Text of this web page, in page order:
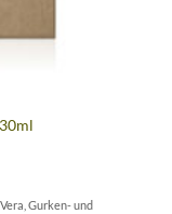
Gurken- und